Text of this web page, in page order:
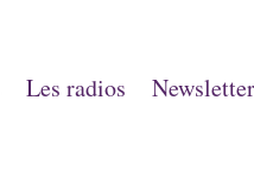
Les radios Newsletter